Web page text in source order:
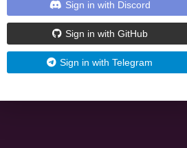
Sign in with Discord
Sign in with GitHub
Sign in with Telegram